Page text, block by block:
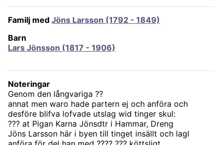
Familj med Jöns Larsson (1792 - 1849)
Barn
Lars Jönsson (1817 - 1906)
Noteringar
Genom den långvariga ??
annat men waro hade partern ej och anföra och
desföre blifva lofvade utslag wid tinger skul:
??? at Pigan Karna Jönsdtr i Hammar, Dreng
Jöns Larsson här i byen till tinget insällt och lagl